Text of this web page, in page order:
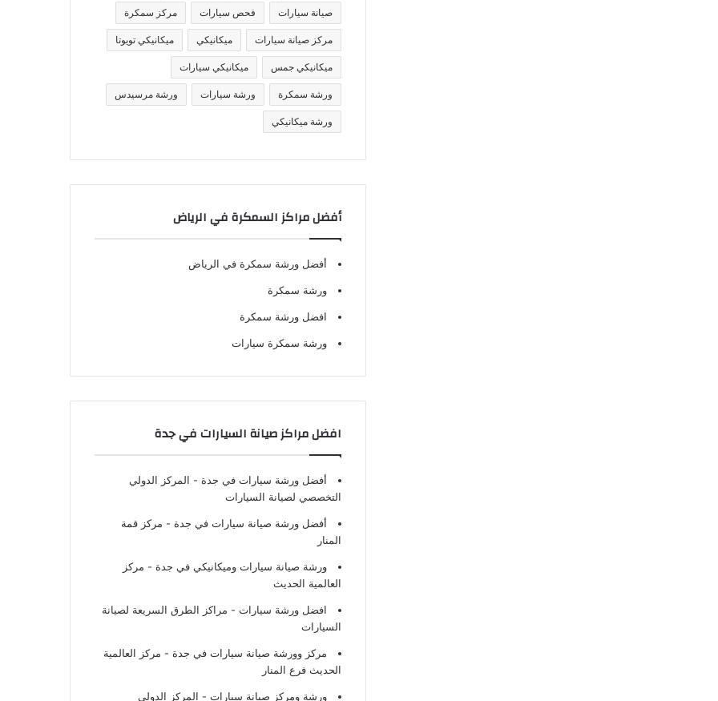
صيانة سيارات فحص سيارات مركز سمكرة
مركز صيانة سيارات ميكانيكي ميكانيكي تويوتا
ميكانيكي جمس ميكانيكي سيارات
ورشة سمكرة ورشة سيارات ورشة مرسيدس
ورشة ميكانيكي
أفضل مراكز السمكرة في الرياض
أفضل ورشة سمكرة في الرياض
ورشة سمكرة
افضل ورشة سمكرة
ورشة سمكرة سيارات
افضل مراكز صيانة السيارات في جدة
أفضل ورشة سيارات في جدة - المركز الدولي
التخصصي لصيانة السيارات
أفضل ورشة صيانة سيارات في جدة - مركز قمة
المنار
ورشة صيانة سيارات وميكانيكي في جدة - مركز
العالمية الحديث
افضل ورشة سيارات - مراكز الطرق السريعة لصيانة
السيارات
مركز وورشة صيانة سيارات في جدة - مركز العالمية
الحديث فرع المنار
ورشة ومركز صيانة سيارات - المركز الدولي